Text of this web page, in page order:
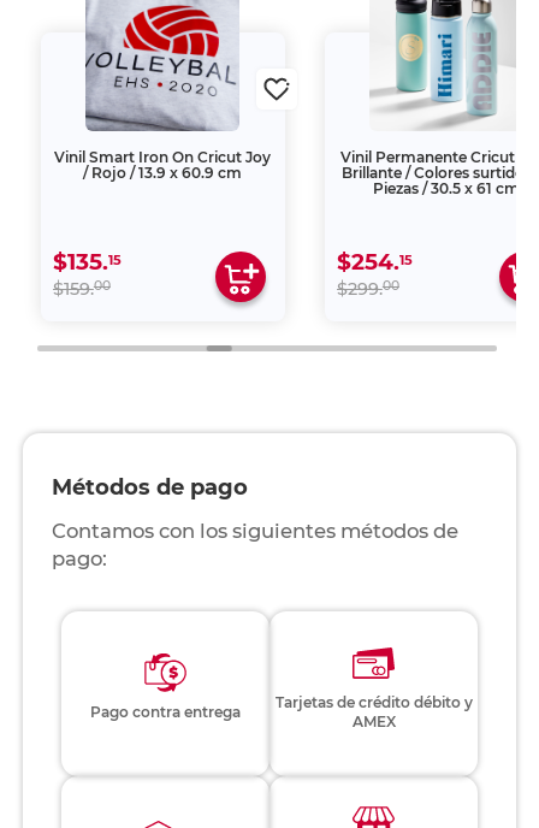
Vinil Smart Iron On Cricut Joy
/ Rojo / 13.9 x 60.9 cm
$135.15
$159.00
Vinil Permanente Cricut
Brillante / Colores surtidos
Piezas / 30.5 x 61 cm
$254.15
$299.00
Métodos de pago
Contamos con los siguientes métodos de
pago:
Pago contra entrega
Tarjetas de crédito débito y
AMEX